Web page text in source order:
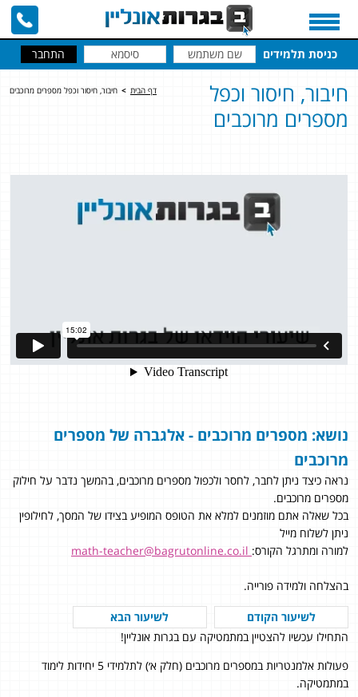
כניסת תלמידים
דף הבית > חיבור, חיסור וכפל מספרים מרוכבים
חיבור, חיסור וכפל
מספרים מרוכבים
נושא: מספרים מרוכבים - אלגברה של מספרים
מרוכבים
נראה כיצד ניתן לחבר, לחסר ולכפול מספרים מרוכבים, בהמשך נדבר על חילוק
מספרים מרוכבים.
בכל שאלה אתם מוזמנים למלא את הטופס המופיע בצידו של המסך, לחילופין
ניתן לשלוח מייל
למורה ומתרגל הקורס:
בהצלחה ולמידה פורייה.
לשיעור הקודם
לשיעור הבא
התחילו עכשיו להצטיין במתמטיקה עם בגרות אונליין!
פעולות אלמנטריות במספרים מרוכבים (חלק א׳) לתלמידי 5 יחידות לימוד
במתמטיקה.